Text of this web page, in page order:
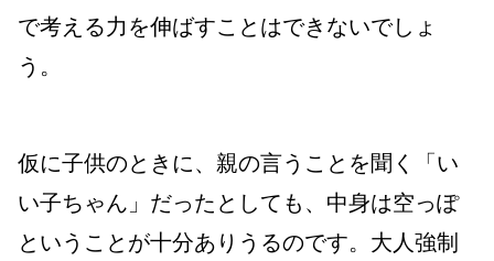
で考える力を伸ばすことはできないでしょ
う。
仮に子供のときに、親の言うことを聞く「い
い子ちゃん」だったとしても、中身は空っぽ
ということが十分ありうるのです。大人強制